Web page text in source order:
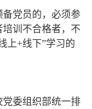
党员的，必须参
训不合格者，不
上+线下”学习的
委组织部统一排